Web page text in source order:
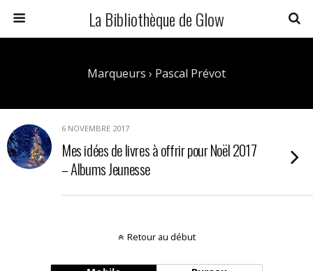
La Bibliothèque de Glow
Marqueurs › Pascal Prévot
6 NOVEMBRE 2017
Mes idées de livres à offrir pour Noël 2017
– Albums Jeunesse
Retour au début